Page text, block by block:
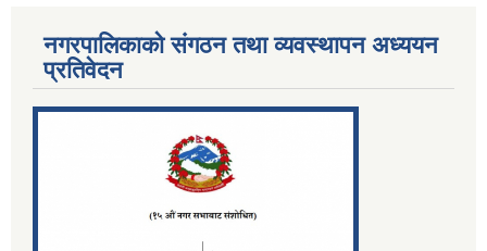
नगरपालिकाको संगठन तथा व्यवस्थापन अध्ययन
प्रतिवेदन